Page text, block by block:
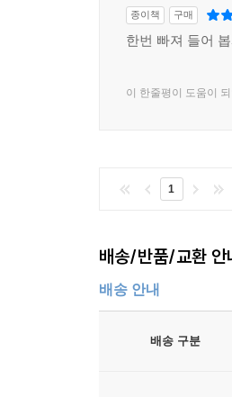
종이책 구매
한번 빠져 들어
이 한줄평이 도움이
1
배송/반품/교환 안
배송 안내
배송 구분